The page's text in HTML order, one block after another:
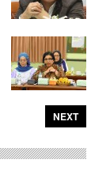
NEXT